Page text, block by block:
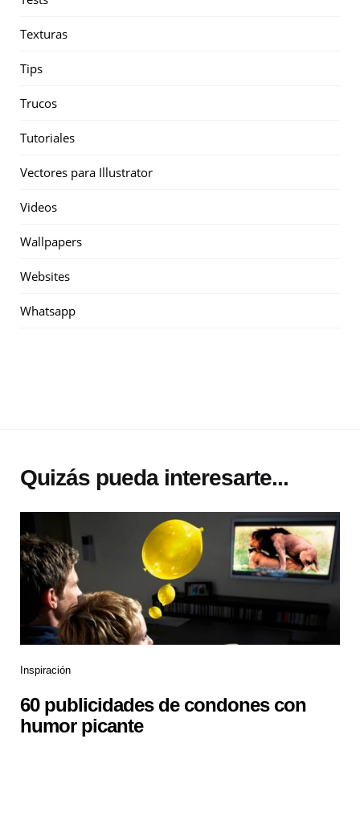
Texturas
Tips
Trucos
Tutoriales
Vectores para Illustrator
Videos
Wallpapers
Websites
Whatsapp
Quizás pueda interesarte...
Inspiración
60 publicidades de condones con
humor picante